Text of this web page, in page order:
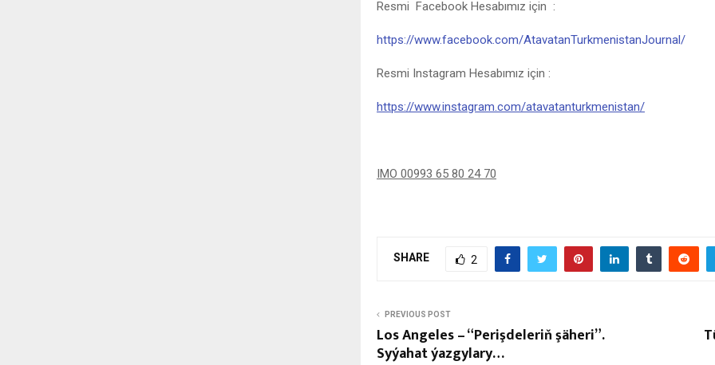
Resmi Facebook Hesabımız için :
https://www.facebook.com/AtavatanTurkmenistanJournal/
Resmi Instagram Hesabımız için :
https://www.instagram.com/atavatanturkmenistan/
IMO 00993 65 80 24 70
SHARE 2
PREVIOUS POST
Los Angeles – “Perişdeleriň şäheri”.
Syýahat ýazgylary…